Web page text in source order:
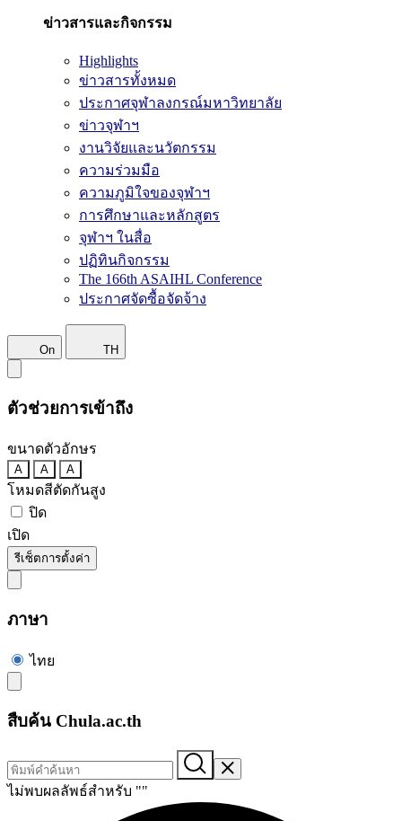
ข่าวสารและกิจกรรม
Highlights
ข่าวสารทั้งหมด
ประกาศจุฬาลงกรณ์มหาวิทยาลัย
ข่าวจุฬาฯ
งานวิจัยและนวัตกรรม
ความร่วมมือ
ความภูมิใจของจุฬาฯ
การศึกษาและหลักสูตร
จุฬาฯ ในสื่อ
ปฏิทินกิจกรรม
The 166th ASAIHL Conference
ประกาศจัดซื้อจัดจ้าง
On TH
ตัวช่วยการเข้าถึง
ขนาดตัวอักษร
A A A
โหมดสีตัดกันสูง
ปิด
เปิด
รีเซ็ตการตั้งค่า
ภาษา
ไทย
สืบค้น Chula.ac.th
ไม่พบผลลัพธ์สำหรับ ""